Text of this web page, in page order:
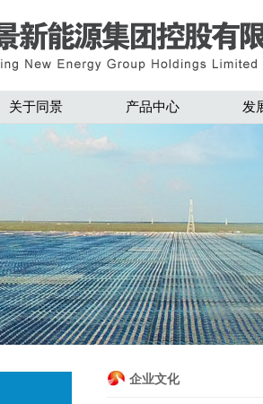
关于同景 产品中心 发
企业文化